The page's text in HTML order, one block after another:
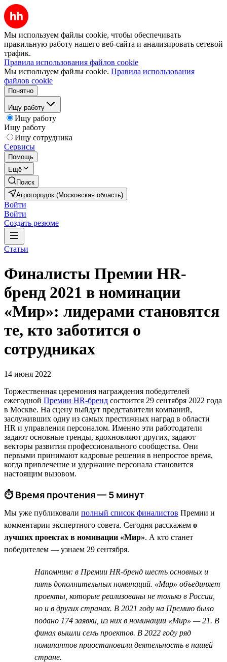
Мы используем файлы cookie, чтобы обеспечивать
правильную работу нашего веб-сайта и анализировать сетевой
трафик.
Правила использования файлов cookie
Мы используем файлы cookie. Правила использования
файлов cookie
Понятно
Ищу работу
Ищу работу
Ищу работу
Ищу сотрудника
Сервисы
Помощь
Ещё
Поиск
Агрогородок (Московская область)
Войти
Войти
Создать резюме
Статьи
Финалисты Премии HR-
бренд 2021 в номинации
«Мир»: лидерами становятся
те, кто заботится о
сотрудниках
14 июня 2022
Торжественная церемония награждения победителей
ежегодной Премии HR-бренд состоится 29 сентября 2022 года
в Москве. На сцену выйдут представители компаний,
заслуживших одну из самых престижных наград в области
HR и управления персоналом. Именно эти работодатели
задают основные тренды, вдохновляют других, задают
векторы развития профессионального сообщества. Они
первыми принимают кадровые решения в непростое время,
когда привлечение и удержание персонала становится
настоящим вызовом.
⏱ Время прочтения — 5 минут
Мы уже публиковали полный список финалистов Премии и
комментарии экспертного совета. Сегодня расскажем о
лучших проектах в номинации «Мир». А кто станет
победителем — узнаем 29 сентября.
Напомним: в Премии HR-бренд шесть основных и
пять дополнительных номинаций. «Мир» объединяет
проекты, которые реализованы не только в России,
но и в других странах. В 2021 году на Премию было
подано 174 заявки, из них в номинации «Мир» — 21. В
финал вышли семь проектов. В 2022 году ряд
номинантов приостановили деятельность в нашей
стране.